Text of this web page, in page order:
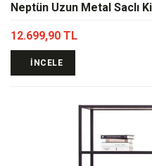
Neptün Uzun Metal Saclı
12.699,90 TL
İNCELE